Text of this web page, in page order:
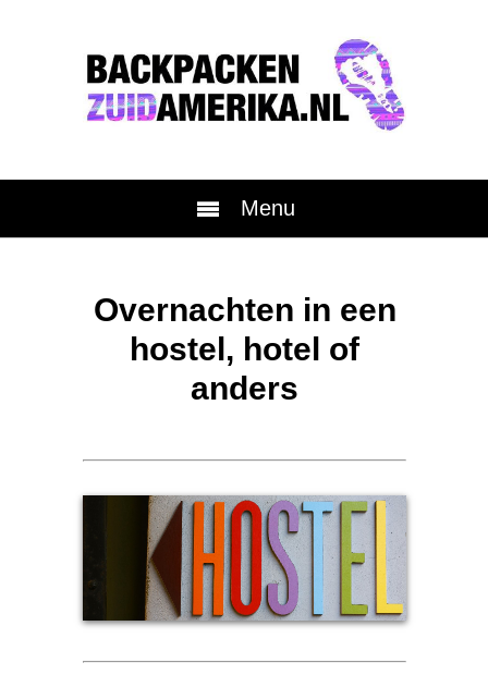
Menu
Overnachten in een
hostel, hotel of
anders